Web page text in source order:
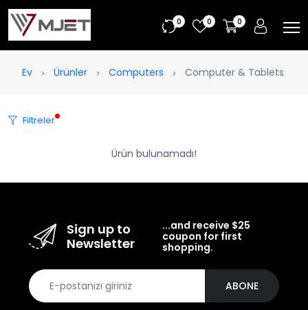
0 0 0
Ev Ürünler Computers Computer & Tablets
Filtreler
Ürün bulunamadı!
Sign up to
Newsletter
...and receive $25
coupon for first
shopping.
ABONE